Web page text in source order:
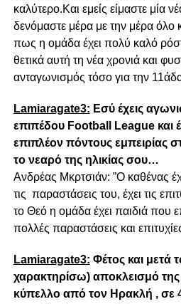
καλύτερο.Και εμείς είμαστε μία
δενόμαστε μέρα με την μέρα
πως η ομάδα έχει πολύ καλό
θετικά αυτή τη νέα χρονιά και
ανταγωνισμός τόσο για την
Lamiaragate3: Εσύ έχεις
επιπέδου Football League και
επιπλέον πόντους εμπειρίας
το νεαρό της ηλικίας σου…
Ανδρέας Μκρτσιάν: ”Ο καθένας
τις παραστάσεις του, έχει τις
το Θεό η ομάδα έχει παιδιά που
πολλές παραστάσεις και
Lamiaragate3: Φέτος και μετά
χαρακτηρίσω) αποκλεισμό
κύπελλο από τον Ηρακλή , σε